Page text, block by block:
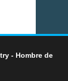
- Hombre de